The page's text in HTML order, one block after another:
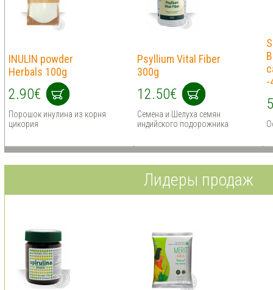
INULIN powder
Herbals 100g
2.90€
Порошок инулина из корня
цикория
Psyllium Vital Fiber
300g
12.50€
Семена и Шелуха семян
индийского подорожника
-
Лидеры продаж